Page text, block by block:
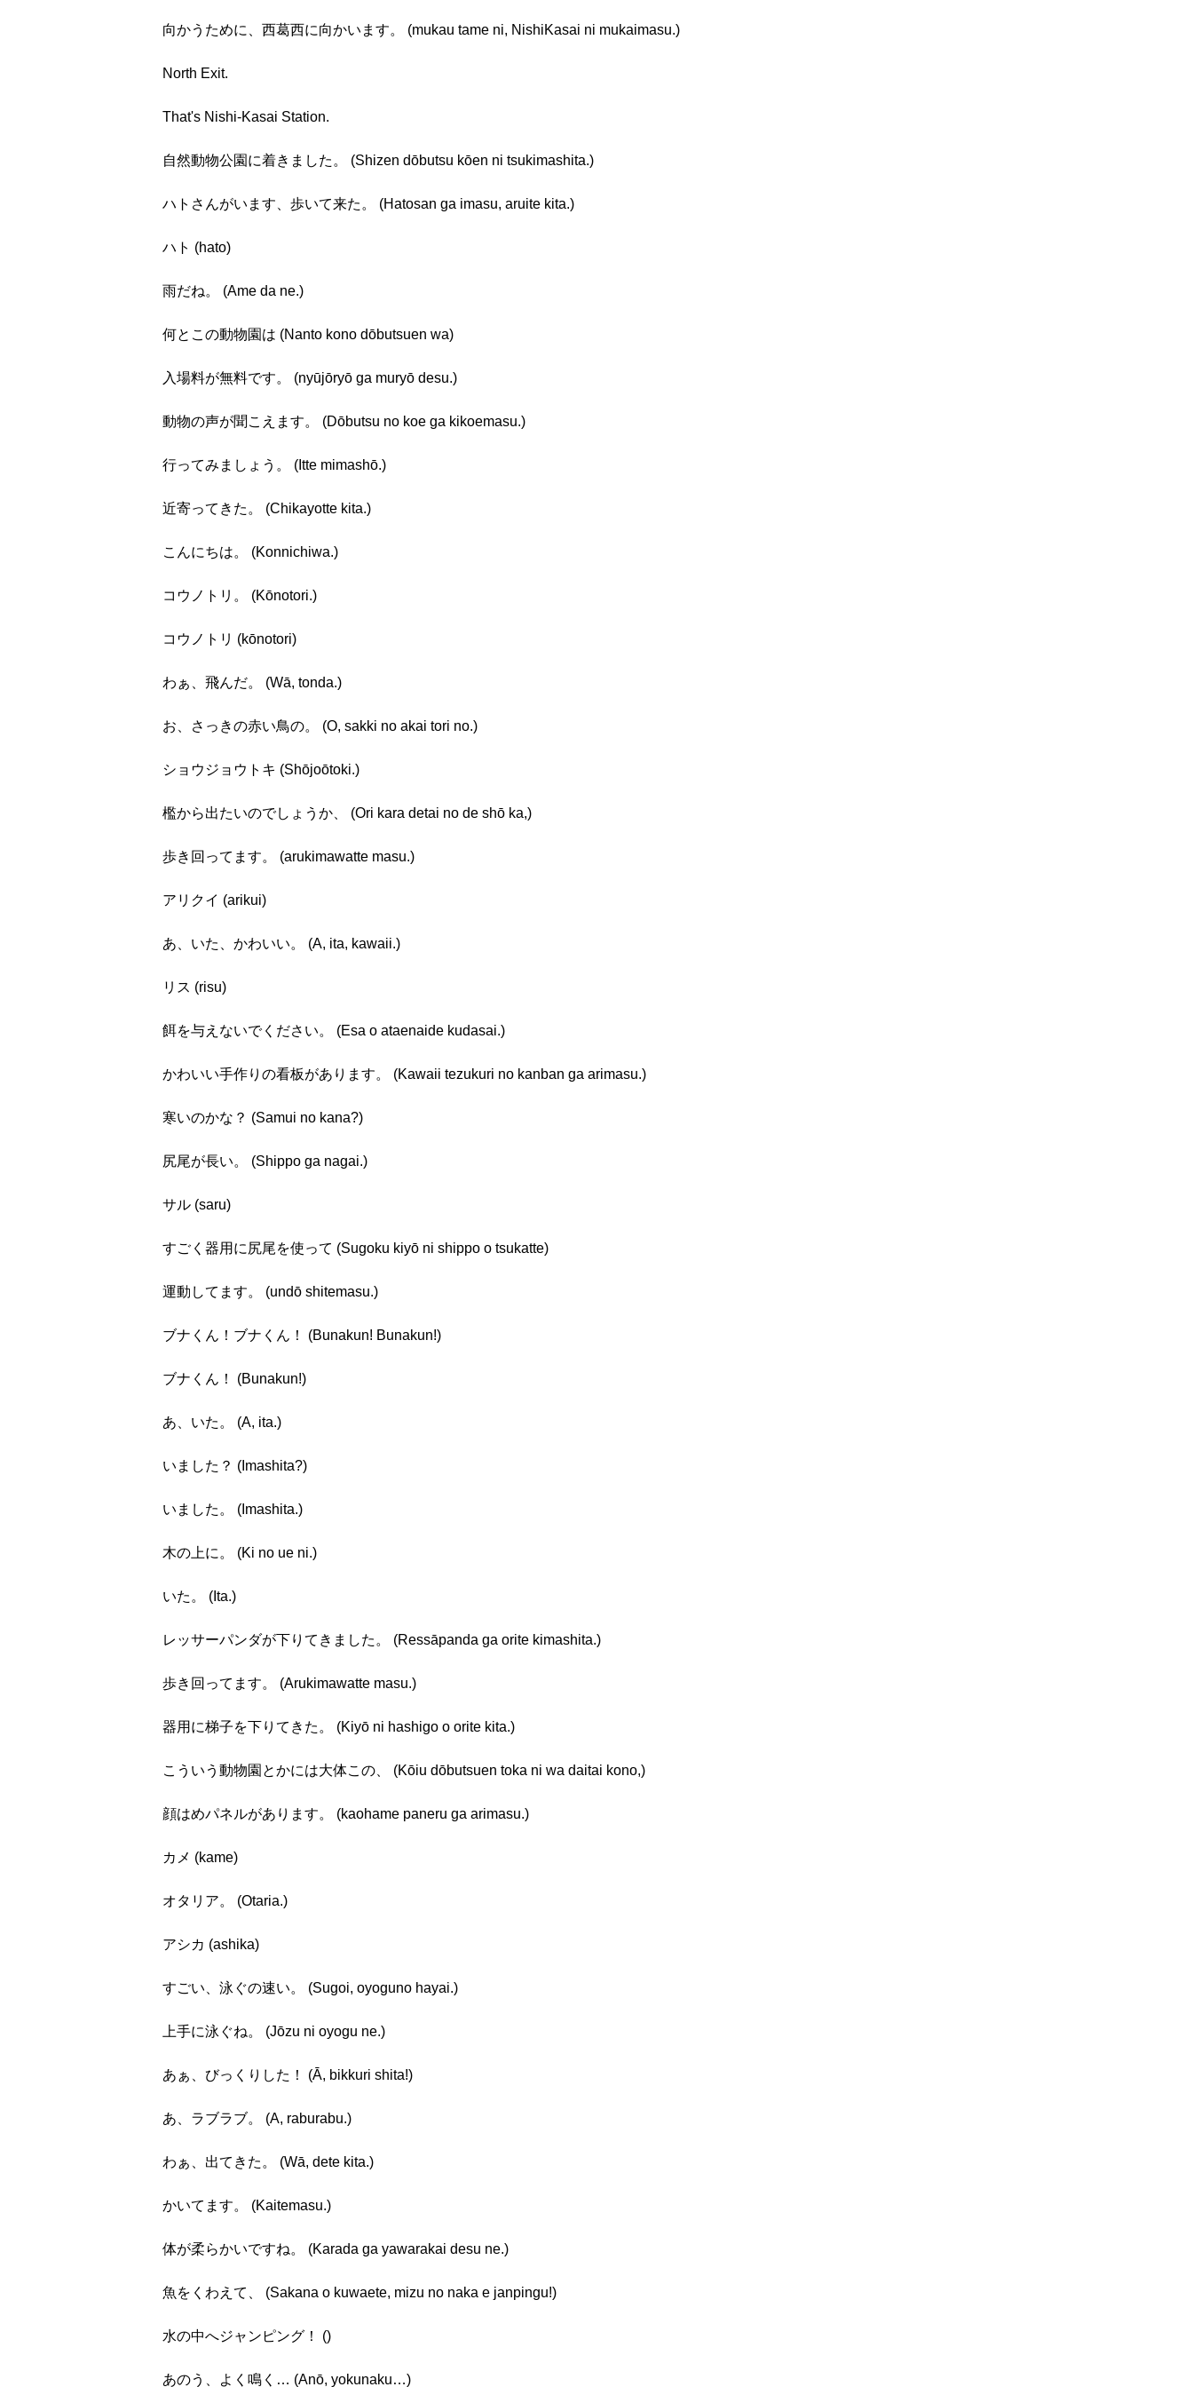
向かうために、西葛西に向かいます。 (mukau tame ni, NishiKasai ni mukaimasu.)
North Exit.
That's Nishi-Kasai Station.
自然動物公園に着きました。 (Shizen dōbutsu kōen ni tsukimashita.)
ハトさんがいます、歩いて来た。 (Hatosan ga imasu, aruite kita.)
ハト (hato)
雨だね。 (Ame da ne.)
何とこの動物園は (Nanto kono dōbutsuen wa)
入場料が無料です。 (nyūjōryō ga muryō desu.)
動物の声が聞こえます。 (Dōbutsu no koe ga kikoemasu.)
行ってみましょう。 (Itte mimashō.)
近寄ってきた。 (Chikayotte kita.)
こんにちは。 (Konnichiwa.)
コウノトリ。 (Kōnotori.)
コウノトリ (kōnotori)
わぁ、飛んだ。 (Wā, tonda.)
お、さっきの赤い鳥の。 (O, sakki no akai tori no.)
ショウジョウトキ (Shōjoōtoki.)
檻から出たいのでしょうか、 (Ori kara detai no de shō ka,)
歩き回ってます。 (arukimawatte masu.)
アリクイ (arikui)
あ、いた、かわいい。 (A, ita, kawaii.)
リス (risu)
餌を与えないでください。 (Esa o ataenaide kudasai.)
かわいい手作りの看板があります。 (Kawaii tezukuri no kanban ga arimasu.)
寒いのかな？ (Samui no kana?)
尻尾が長い。 (Shippo ga nagai.)
サル (saru)
すごく器用に尻尾を使って (Sugoku kiyō ni shippo o tsukatte)
運動してます。 (undō shitemasu.)
ブナくん！ブナくん！ (Bunakun! Bunakun!)
ブナくん！ (Bunakun!)
あ、いた。 (A, ita.)
いました？ (Imashita?)
いました。 (Imashita.)
木の上に。 (Ki no ue ni.)
いた。 (Ita.)
レッサーパンダが下りてきました。 (Ressāpanda ga orite kimashita.)
歩き回ってます。 (Arukimawatte masu.)
器用に梯子を下りてきた。 (Kiyō ni hashigo o orite kita.)
こういう動物園とかには大体この、 (Kōiu dōbutsuen toka ni wa daitai kono,)
顔はめパネルがあります。 (kaohame paneru ga arimasu.)
カメ (kame)
オタリア。 (Otaria.)
アシカ (ashika)
すごい、泳ぐの速い。 (Sugoi, oyoguno hayai.)
上手に泳ぐね。 (Jōzu ni oyogu ne.)
あぁ、びっくりした！ (Ā, bikkuri shita!)
あ、ラブラブ。 (A, raburabu.)
わぁ、出てきた。 (Wā, dete kita.)
かいてます。 (Kaitemasu.)
体が柔らかいですね。 (Karada ga yawarakai desu ne.)
魚をくわえて、 (Sakana o kuwaete, mizu no naka e janpingu!)
水の中へジャンピング！ ()
あのう、よく鳴く… (Anō, yokunaku…)